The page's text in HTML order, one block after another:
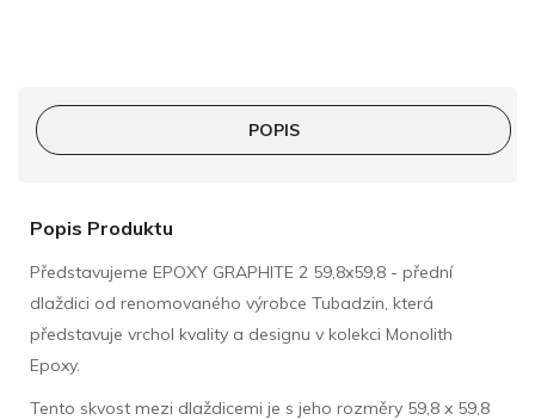
POPIS
Popis Produktu
Představujeme EPOXY GRAPHITE 2 59,8x59,8 - přední
dlaždici od renomovaného výrobce Tubadzin, která
představuje vrchol kvality a designu v kolekci Monolith
Epoxy.
Tento skvost mezi dlaždicemi je s jeho rozměry 59,8 x 59,8